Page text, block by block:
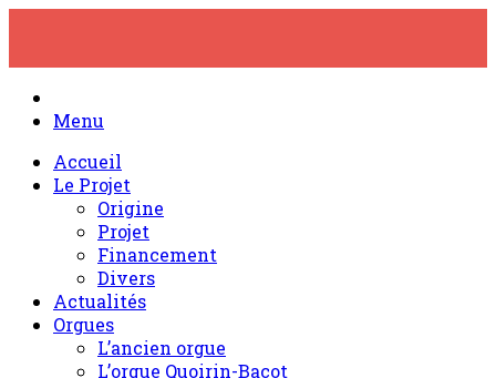
content
Menu
Accueil
Le Projet
Origine
Projet
Financement
Divers
Actualités
Orgues
L’ancien orgue
L’orgue Quoirin-Bacot